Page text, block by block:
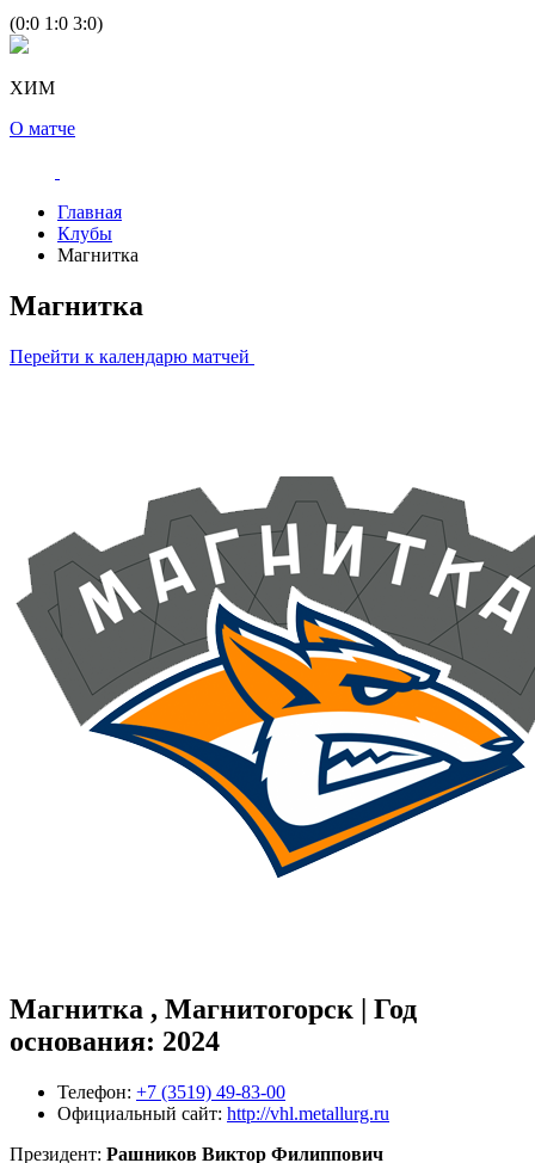
(0:0 1:0 3:0)
ХИМ
О матче
Главная
Клубы
Магнитка
Магнитка
Перейти к календарю матчей
Магнитка , Магнитогорск | Год
основания: 2024
Телефон: +7 (3519) 49-83-00
Официальный сайт: http://vhl.metallurg.ru
Президент: Рашников Виктор Филиппович